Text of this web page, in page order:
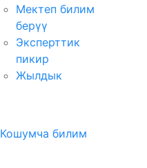
Мектеп билим
берүү
Эксперттик
пикир
Жылдык
Кошумча билим